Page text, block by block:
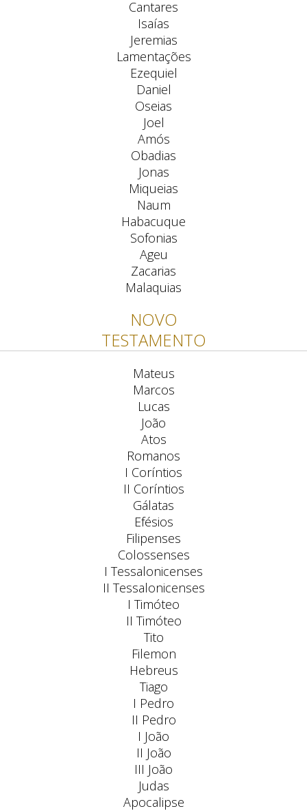
Cantares
Isaías
Jeremias
Lamentações
Ezequiel
Daniel
Oseias
Joel
Amós
Obadias
Jonas
Miqueias
Naum
Habacuque
Sofonias
Ageu
Zacarias
Malaquias
NOVO
TESTAMENTO
Mateus
Marcos
Lucas
João
Atos
Romanos
I Coríntios
II Coríntios
Gálatas
Efésios
Filipenses
Colossenses
I Tessalonicenses
II Tessalonicenses
I Timóteo
II Timóteo
Tito
Filemon
Hebreus
Tiago
I Pedro
II Pedro
I João
II João
III João
Judas
Apocalipse